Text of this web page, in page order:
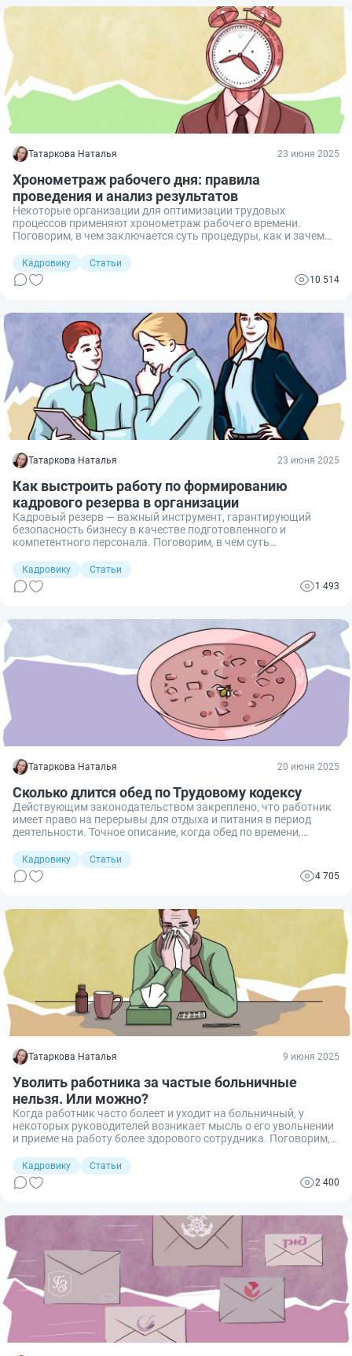
Татаркова Наталья 23 июня 2025
Хронометраж рабочего дня: правила
проведения и анализ результатов
Некоторые организации для оптимизации трудовых
процессов применяют хронометраж рабочего времени.
Поговорим, в чем заключается суть процедуры, как и зачем
между хронометражем и фотографией рабочего дня.
Кадровику
Статьи
10 514
Татаркова Наталья 23 июня 2025
Как выстроить работу по формированию
кадрового резерва в организации
Кадровый резерв — важный инструмент, гарантирующий
безопасность бизнесу в качестве подготовленного и
компетентного персонала. Поговорим, в чем суть
подготовку.
Кадровику
Статьи
1 493
Татаркова Наталья 20 июня 2025
Сколько длится обед по Трудовому кодексу
Действующим законодательством закреплено, что работник
имеет право на перерывы для отдыха и питания в период
деятельности. Точное описание, когда обед по времени,
предоставления сотрудникам времени на обед.
Кадровику
Статьи
4 705
Татаркова Наталья 9 июня 2025
Уволить работника за частые больничные
нельзя. Или можно?
Когда работник часто болеет и уходит на больничный, у
некоторых руководителей возникает мысль о его увольнении
и приеме на работу более здорового сотрудника. Поговорим,
больничные и чем это может грозить работодателю.
Кадровику
Статьи
2 400